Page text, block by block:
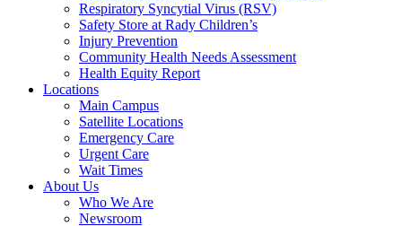
Respiratory Syncytial Virus (RSV)
Safety Store at Rady Children’s
Injury Prevention
Community Health Needs Assessment
Health Equity Report
Locations
Main Campus
Satellite Locations
Emergency Care
Urgent Care
Wait Times
About Us
Who We Are
Newsroom